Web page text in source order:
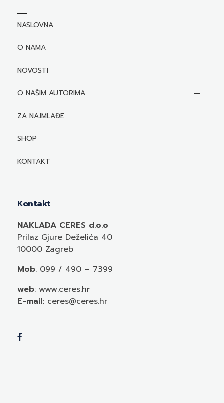
NASLOVNA
O NAMA
NOVOSTI
O NAŠIM AUTORIMA
Biografije autora
Mediji o autorima i njihovim naslovima
ZA NAJMLAĐE
SHOP
KONTAKT
Kontakt
NAKLADA CERES d.o.o
Prilaz Gjure Deželića 40
10000 Zagreb
Mob. 099 / 490 – 7399
web: www.ceres.hr
E-mail: ceres@ceres.hr